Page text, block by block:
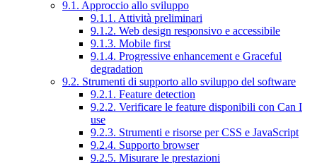
9.1. Approccio allo sviluppo
9.1.1. Attività preliminari
9.1.2. Web design responsivo e accessibile
9.1.3. Mobile first
9.1.4. Progressive enhancement e Graceful
degradation
9.2. Strumenti di supporto allo sviluppo del software
9.2.1. Feature detection
9.2.2. Verificare le feature disponibili con Can I
use
9.2.3. Strumenti e risorse per CSS e JavaScript
9.2.4. Supporto browser
9.2.5. Misurare le prestazioni